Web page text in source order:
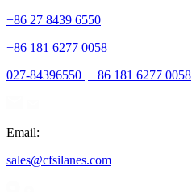
+86 27 8439 6550
+86 181 6277 0058
027-84396550 | +86 181 6277 0058
Email:
sales@cfsilanes.com